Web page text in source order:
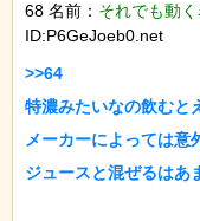
68 名前： それでも動
ID:P6GeJoeb0.net
>>64
特濃みたいなの飲むと
メーカーによっては意
ジュースと混ぜるはあ